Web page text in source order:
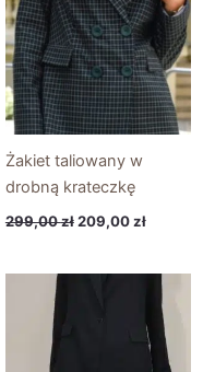
Żakiet taliowany w
drobną krateczkę
299,00zł209,00zł